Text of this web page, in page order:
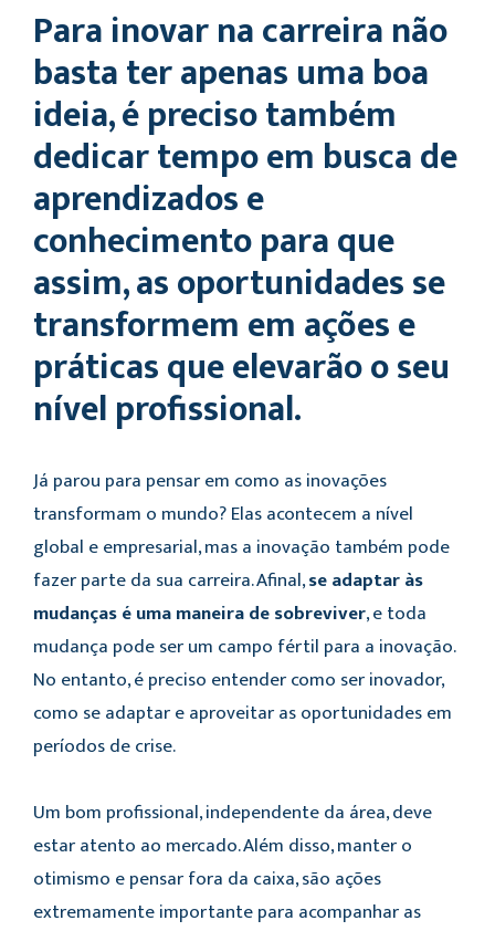
Para inovar na carreira não
basta ter apenas uma boa
ideia, é preciso também
dedicar tempo em busca de
aprendizados e
conhecimento para que
assim, as oportunidades se
transformem em ações e
práticas que elevarão o seu
nível profissional.
Já parou para pensar em como as inovações
transformam o mundo? Elas acontecem a nível
global e empresarial, mas a inovação também pode
fazer parte da sua carreira. Afinal,se adaptar às
mudanças é uma maneira de sobreviver, e toda
mudança pode ser um campo fértil para a inovação.
No entanto, é preciso entender como ser inovador,
como se adaptar e aproveitar as oportunidades em
períodos de crise.
Um bom profissional, independente da área, deve
estar atento ao mercado. Além disso, manter o
otimismo e pensar fora da caixa, são ações
extremamente importante para acompanhar as